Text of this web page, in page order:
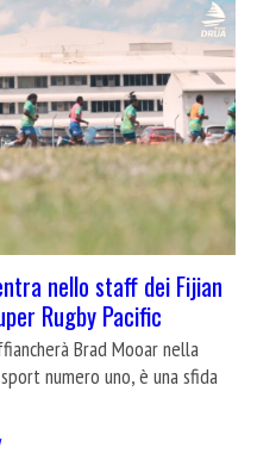
nello staff dei Fijian
Rugby Pacific
Brad Mooar nella
numero uno, è una sfida